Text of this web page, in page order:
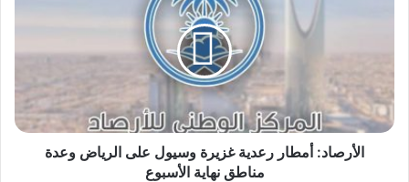
الرياض
وعدة
مناطق
الأرصاد: أمطار رعدية غزيرة وسيول على الرياض وعدة
مناطق نهاية الأسبوع